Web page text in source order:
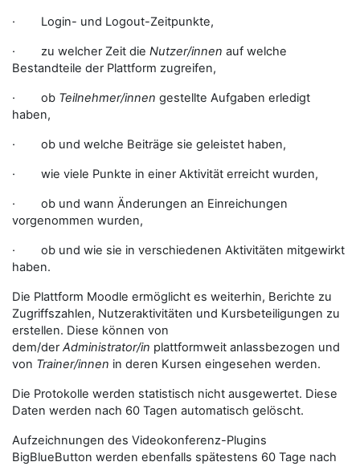
· Login- und Logout-Zeitpunkte,
· zu welcher Zeit die Nutzer/innen auf welche
Bestandteile der Plattform zugreifen,
· ob Teilnehmer/innen gestellte Aufgaben erledigt
haben,
· ob und welche Beiträge sie geleistet haben,
· wie viele Punkte in einer Aktivität erreicht wurden,
· ob und wann Änderungen an Einreichungen
vorgenommen wurden,
· ob und wie sie in verschiedenen Aktivitäten mitgewirkt
haben.
Die Plattform Moodle ermöglicht es weiterhin, Berichte zu
Zugriffszahlen, Nutzeraktivitäten und Kursbeteiligungen zu
erstellen. Diese können von
dem/derAdministrator/in plattformweit anlassbezogen und
von Trainer/innen in deren Kursen eingesehen werden.
Die Protokolle werden statistisch nicht ausgewertet. Diese
Daten werden nach 60 Tagen automatisch gelöscht.
Aufzeichnungen des Videokonferenz-Plugins
BigBlueButton werden ebenfalls spätestens 60 Tage nach